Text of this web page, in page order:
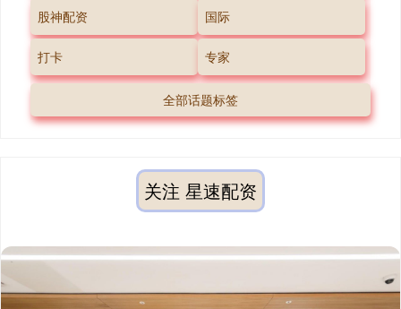
股神配资 国际
打卡 专家
全部话题标签
关注 星速配资